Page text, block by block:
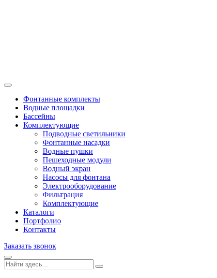
Фонтанные комплекты
Водные площадки
Бассейны
Комплектующие
Подводные светильники
Фонтанные насадки
Водные пушки
Пешеходные модули
Водный экран
Насосы для фонтана
Электрооборудование
Фильтрация
Комплектующие
Каталоги
Портфолио
Контакты
Заказать звонок